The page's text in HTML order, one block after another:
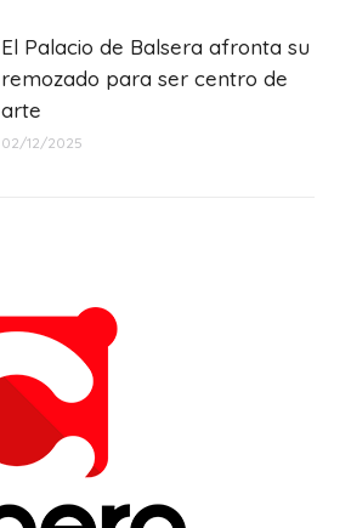
El Palacio de Balsera afronta su
remozado para ser centro de
arte
02/12/2025